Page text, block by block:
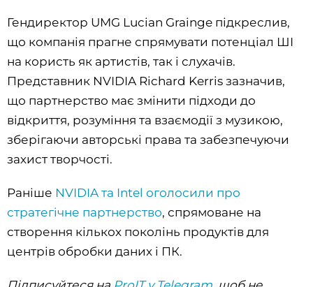
Гендиректор UMG Lucian Grainge підкреслив,
що компанія прагне спрямувати потенціал ШІ
на користь як артистів, так і слухачів.
Представник NVIDIA Richard Kerris зазначив,
що партнерство має змінити підходи до
відкриття, розуміння та взаємодії з музикою,
зберігаючи авторські права та забезпечуючи
захист творчості.
Раніше NVIDIA та Intel оголосили про
стратегічне партнерство, спрямоване на
створення кількох поколінь продуктів для
центрів обробки даних і ПК.